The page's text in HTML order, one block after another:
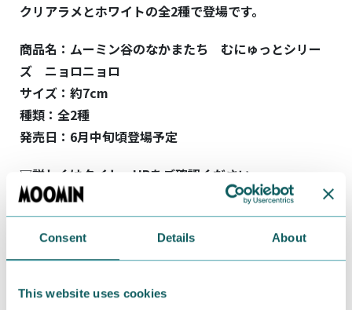
Consent Details About
This website uses cookies
クリアラメとホワイトの全2種で登場です。
商品名：ムーミン谷のなかまたち むにゅっとシリー
ズ ニョロニョロ
サイズ：約7cm
種類：全2種
発売日：6月中旬頃登場予定
▽詳しくはタイトー HPをご確認ください
https://www.taito.co.jp/taito-
prize/series/0000410229
#グッズ情報 #タイトー #ゲームセンター
#雑貨